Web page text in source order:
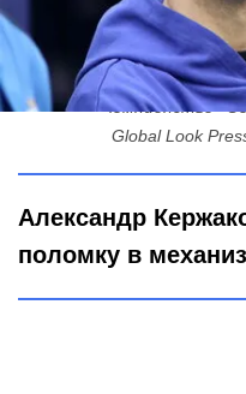
Золото без «изюминки»:
чемпионство
Global Look
Александр
поломку в